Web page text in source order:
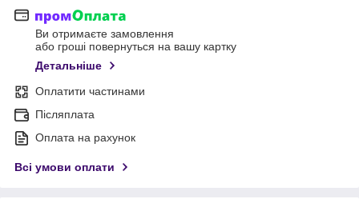
Ви отримаєте замовлення
або гроші повернуться на вашу картку
Детальніше
Оплатити частинами
Післяплата
Оплата на рахунок
Всі умови оплати